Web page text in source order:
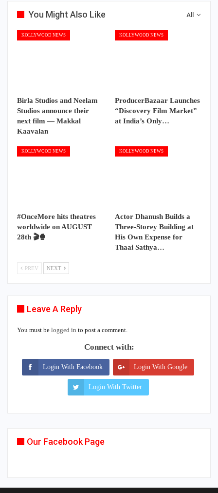
All
You Might Also Like
KOLLYWOOD NEWS
Birla Studios and Neelam
Studios announce their
next film — Makkal
Kaavalan
KOLLYWOOD NEWS
ProducerBazaar Launches
“Discovery Film Market”
at India’s Only…
KOLLYWOOD NEWS
#OnceMore hits theatres
worldwide on AUGUST
28th 🎬🍿
KOLLYWOOD NEWS
Actor Dhanush Builds a
Three-Storey Building at
His Own Expense for
Thaai Sathya…
PREV NEXT
Leave A Reply
You must be logged in to post a comment.
Connect with:
Login With Facebook Login With Google
Login With Twitter
Our Facebook Page